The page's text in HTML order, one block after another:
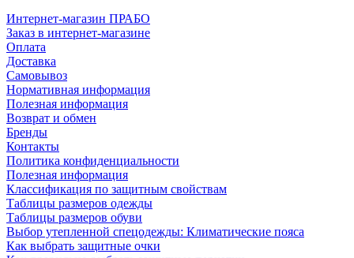
Интернет-магазин ПРАБО
Заказ в интернет-магазине
Оплата
Доставка
Самовывоз
Нормативная информация
Полезная информация
Возврат и обмен
Бренды
Контакты
Политика конфиденциальности
Полезная информация
Классификация по защитным свойствам
Таблицы размеров одежды
Таблицы размеров обуви
Выбор утепленной спецодежды: Климатические пояса
Как выбрать защитные очки